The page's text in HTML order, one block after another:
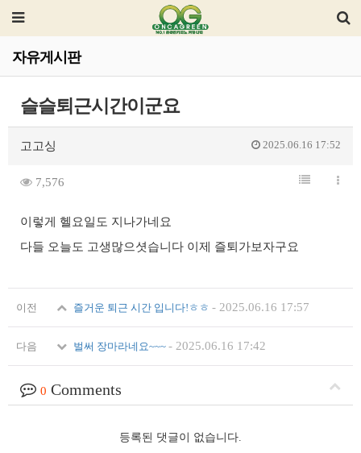
자유게시판
슬슬퇴근시간이군요
고고싱 2025.06.16 17:52
7,576
이렇게 헬요일도 지나가네요
다들 오늘도 고생많으셧습니다 이제 즐퇴가보자구요
이전 즐거운 퇴근 시간 입니다!ㅎㅎ - 2025.06.16 17:57
다음 벌써 장마라네요~~~ - 2025.06.16 17:42
0 Comments
등록된 댓글이 없습니다.